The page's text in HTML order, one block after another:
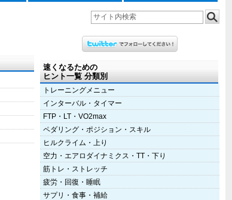
速くなるための
ヒント一覧 分類別
トレーニングメニュー
インターバル・タイマー
FTP・LT・VO2max
ペダリング・ポジション・スキル
ヒルクライム・上り
空力・エアロダイナミクス・TT・下り
筋トレ・ストレッチ
疲労・回復・睡眠
サプリ・食事・補給